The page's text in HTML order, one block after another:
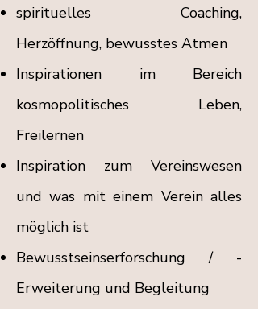
spirituelles Coaching,
Herzöffnung, bewusstes Atmen
Inspirationen im Bereich
kosmopolitisches Leben,
Freilernen
Inspiration zum Vereinswesen
und was mit einem Verein alles
möglich ist
Bewusstseinserforschung / -
Erweiterung und Begleitung